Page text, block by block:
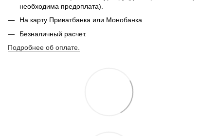
необходима предоплата).
На карту Приватбанка или Монобанка.
Безналичный расчет.
Подробнее об оплате.